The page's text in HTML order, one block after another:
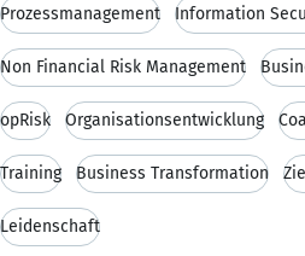
Prozessmanagement Information
Non Financial Risk Management
opRisk Organisationsentwicklung
Training Business Transformation
Leidenschaft